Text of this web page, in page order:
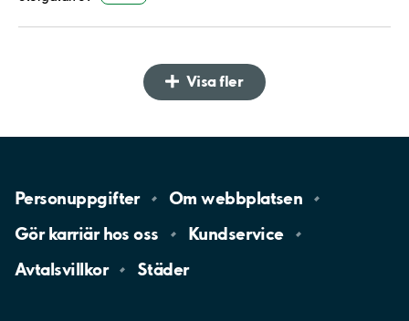
Visa fler
Personuppgifter Omwebbplatsen
Gör karriär hososs
Kundservice
Avtalsvillkor
Städer